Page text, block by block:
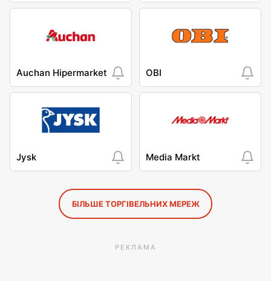
Auchan Hipermarket OBI
Jysk Media Markt
БІЛЬШЕ ТОРГІВЕЛЬНИХ МЕРЕЖ
РЕКЛАМА